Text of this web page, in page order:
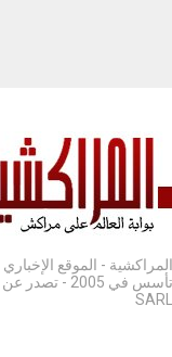
المراكشية - الموقع
SARL